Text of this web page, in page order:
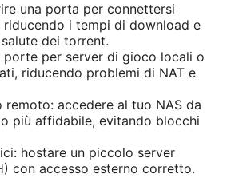
una porta per connettersi
riducendo i tempi di download e
dei torrent.
porte per server di gioco locali o
riducendo problemi di NAT e
remoto: accedere al tuo NAS da
più affidabile, evitando blocchi
hostare un piccolo server
con accesso esterno corretto.